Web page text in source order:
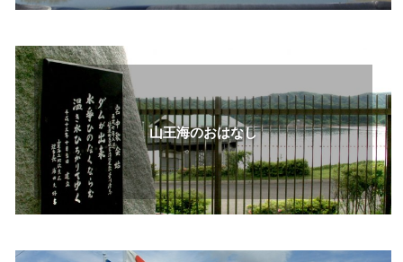
山王海のおはなし